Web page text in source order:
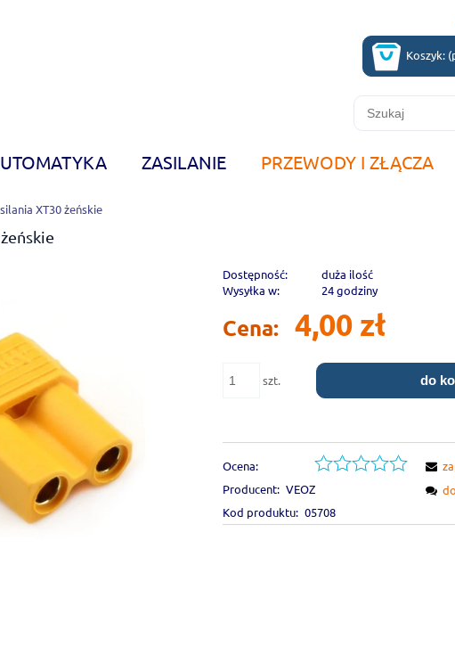
Koszyk:
ZASILANIE PRZEWODY I ZŁĄCZA
XT30 żeńskie
Dostępność:
duża ilość
Wysyłka w:
24 godziny
Cena: 4,00 zł
szt.
do
Ocena:
Producent: VEOZ
Kod produktu: 05708